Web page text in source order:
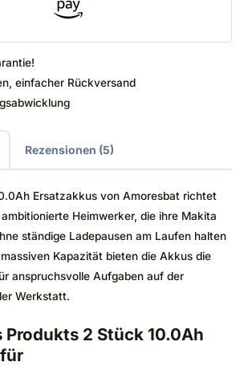
einfacher Rückversand
Rezensionen (5)
Ersatzakkus von Amoresbat richtet
Heimwerker, die ihre Makita
ständige Ladepausen am Laufen halten
Kapazität bieten die Akkus die
anspruchsvolle Aufgaben auf der
Werkstatt.
Produkts 2 Stück 10.0Ah